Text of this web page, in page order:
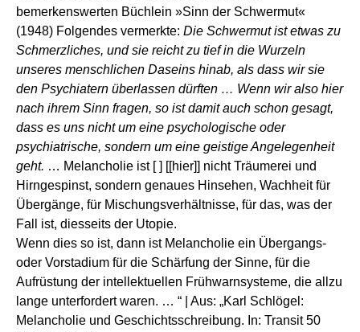
bemerkenswerten Büchlein »Sinn der Schwermut«
(1948) Folgendes vermerkte: Die Schwermut ist etwas zu
Schmerzliches, und sie reicht zu tief in die Wurzeln
unseres menschlichen Daseins hinab, als dass wir sie
den Psychiatern überlassen dürften … Wenn wir also hier
nach ihrem Sinn fragen, so ist damit auch schon gesagt,
dass es uns nicht um eine psychologische oder
psychiatrische, sondern um eine geistige Angelegenheit
geht. … Melancholie ist [ ] [[hier]] nicht Träumerei und
Hirngespinst, sondern genaues Hinsehen, Wachheit für
Übergänge, für Mischungsverhältnisse, für das, was der
Fall ist, diesseits der Utopie.
Wenn dies so ist, dann ist Melancholie ein Übergangs-
oder Vorstadium für die Schärfung der Sinne, für die
Aufrüstung der intellektuellen Frühwarnsysteme, die allzu
lange unterfordert waren. … “ | Aus: „Karl Schlögel:
Melancholie und Geschichtsschreibung. In: Transit 50